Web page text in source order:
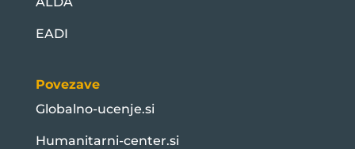
EADI
Povezave
Globalno-ucenje.si
Humanitarni-center.si